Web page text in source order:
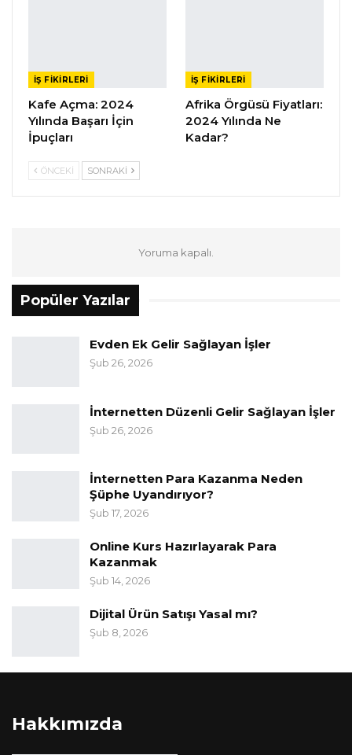
İŞ FIKIRLERI
Kafe Açma: 2024
Yılında Başarı İçin
İpuçları
İŞ FIKIRLERI
Afrika Örgüsü Fiyatları:
2024 Yılında Ne
Kadar?
ÖNCEKI SONRAKI
Yoruma kapalı.
Popüler Yazılar
Evden Ek Gelir Sağlayan İşler
Şub 26, 2026
İnternetten Düzenli Gelir Sağlayan İşler
Şub 26, 2026
İnternetten Para Kazanma Neden
Şüphe Uyandırıyor?
Şub 17, 2026
Online Kurs Hazırlayarak Para
Kazanmak
Şub 14, 2026
Dijital Ürün Satışı Yasal mı?
Şub 8, 2026
Hakkımızda